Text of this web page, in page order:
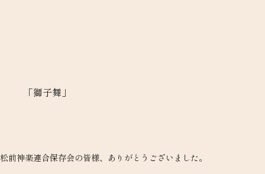
「獅子舞」
松前神楽連合保存会の皆様、ありがとうございました。